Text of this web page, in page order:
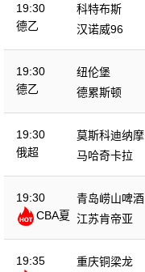
19:30
德乙
科特布斯
汉诺威96
19:30
德乙
纽伦堡
德累斯顿
19:30
俄超
莫斯科迪纳摩
马哈奇卡拉
19:30
CBA夏
青岛崂山啤酒
江苏肯帝亚
19:35
重庆铜梁龙